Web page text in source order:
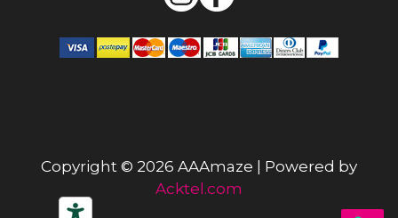
Copyright © 2026 AAAmaze | Powered by
Acktel.com